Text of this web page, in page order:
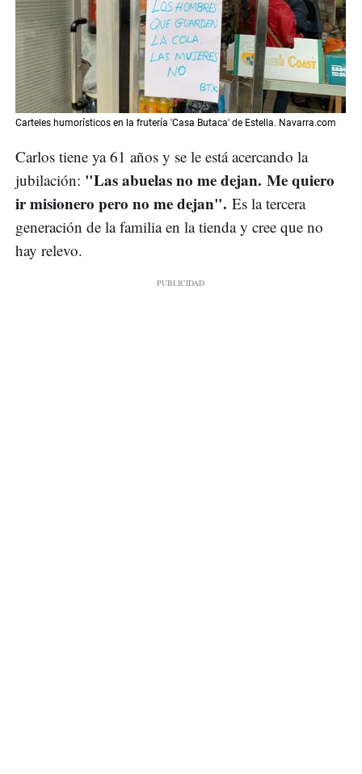
Carteles humorísticos en la frutería 'Casa Butaca' de Estella. Navarra.com
Carlos tiene ya 61 años y se le está acercando la
jubilación: "Las abuelas no me dejan. Me quiero
ir misionero pero no me dejan". Es la tercera
generación de la familia en la tienda y cree que no
hay relevo.